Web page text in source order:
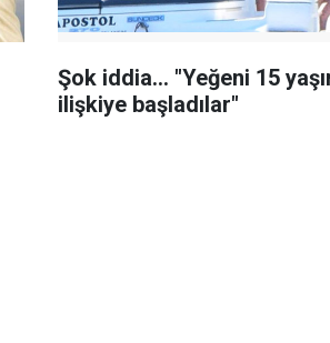
Şok iddia... "Yeğeni 15
ilişkiye başladılar"